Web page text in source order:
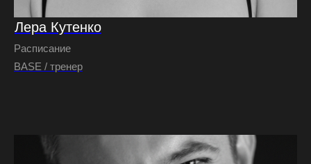
Лера Кутенко
Расписание
BASE / тренер